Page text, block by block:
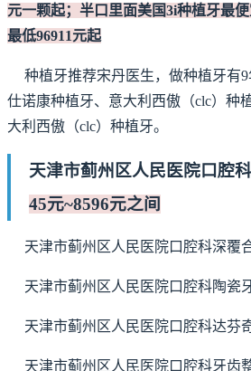
元一颗起；半口里面美国3i种植牙最
最低96911元起
种植牙推荐宋丹医生，做种植牙有
仕诺康种植牙、意大利西傲（clc）种
大利西傲（clc）种植牙。
天津市蓟州区人民医院口腔
45元~8596元之间
天津市蓟州区人民医院口腔科深覆
天津市蓟州区人民医院口腔科陶瓷
天津市蓟州区人民医院口腔科达芬
天津市蓟州区人民医院口腔科牙齿